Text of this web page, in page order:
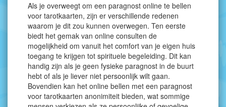
Als je overweegt om een paragnost online te bellen
voor tarotkaarten, zijn er verschillende redenen
waarom je dit zou kunnen overwegen. Ten eerste
biedt het gemak van online consulten de
mogelijkheid om vanuit het comfort van je eigen huis
toegang te krijgen tot spirituele begeleiding. Dit kan
handig zijn als je geen fysieke paragnost in de buurt
hebt of als je liever niet persoonlijk wilt gaan.
Bovendien kan het online bellen met een paragnost
voor tarotkaarten anonimiteit bieden, wat sommige